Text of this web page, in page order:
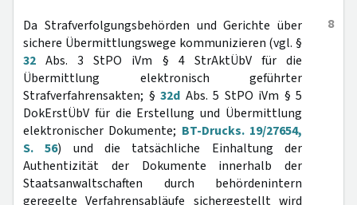
8
Da Strafverfolgungsbehörden und Gerichte über
sichere Übermittlungswege kommunizieren (vgl. §
32 Abs. 3 StPO iVm § 4 StrAktÜbV für die
Übermittlung elektronisch geführter
Strafverfahrensakten; § 32d Abs. 5 StPO iVm § 5
DokErstÜbV für die Erstellung und Übermittlung
elektronischer Dokumente; BT-Drucks. 19/27654,
S. 56) und die tatsächliche Einhaltung der
Authentizität der Dokumente innerhalb der
Staatsanwaltschaften durch behördenintern
geregelte Verfahrensabläufe sichergestellt wird